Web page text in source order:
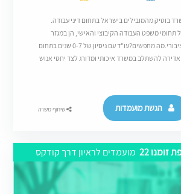
בוטיק מהמובילים בישראל בתחום דיני עבודה.
משפט העבודה הקיבוצי והאישי, הן במגזר
הפרטי והן במגזר הציבורי.מה מחפשים?עו"ד עם ניסיון של 0-7 שנים בתחום
אדירה להשתלב במשרד איכותי ומדורג לצד יחסי אנוש
הגשת מועמדות שיתוף משרה
22 מועמדים לראיון דרך קודקס